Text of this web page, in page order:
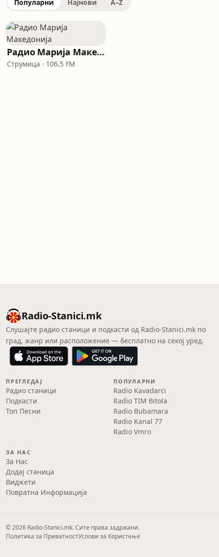
Популарни Најнови A–Z
Радио Марија Македонија
Струмица · 106.5 FM
Radio-Stanici.mk
Слушајте радио станици и подкасти од Radio-Stanici.mk по
град, жанр или расположение — бесплатно на секој уред.
ПРЕГЛЕДАЈ
Радио станици
Подкасти
Топ Песни
ПОПУЛАРНИ
Radio Kavadarci
Radio TIM Bitola
Radio Bubamara
Radio Kanal 77
Radio Vmro
ЗА НАС
За Нас
Додај станица
Виджети
Повратна Информација
© 2026 Radio-Stanici.mk. Сите права задржани.
Политика за ПриватностУслови за Користење